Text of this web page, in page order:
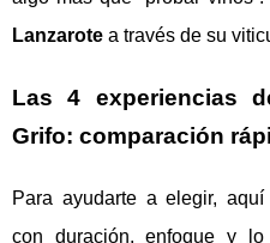
Lanzarote a través de su
Las 4 experiencias
Grifo: comparación
Para ayudarte a elegir,
con duración, enfoque y